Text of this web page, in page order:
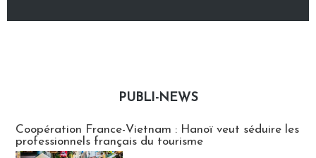
PUBLI-NEWS
Coopération France-Vietnam : Hanoï veut séduire les
professionnels français du tourisme